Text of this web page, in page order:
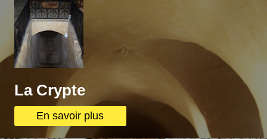
La Crypte
En savoir plus